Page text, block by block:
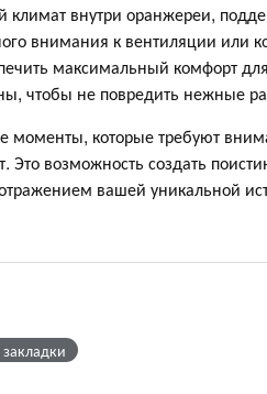
климат внутри оранжереи,
внимания к вентиляции или
максимальный комфорт
чтобы не повредить нежные
моменты, которые требуют
Это возможность создать
отражением вашей уникальной